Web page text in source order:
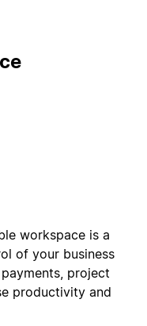
workspace is a
of your business
project
productivity and